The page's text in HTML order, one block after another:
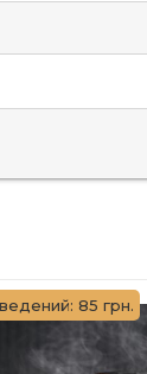
85 грн.